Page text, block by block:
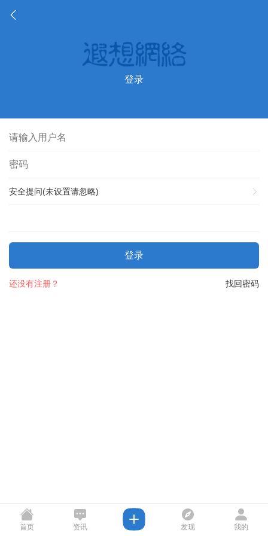
登录
安全提问(未设置请忽略)
登录
找回密码
还没有注册？
首页 资讯 发现 我的